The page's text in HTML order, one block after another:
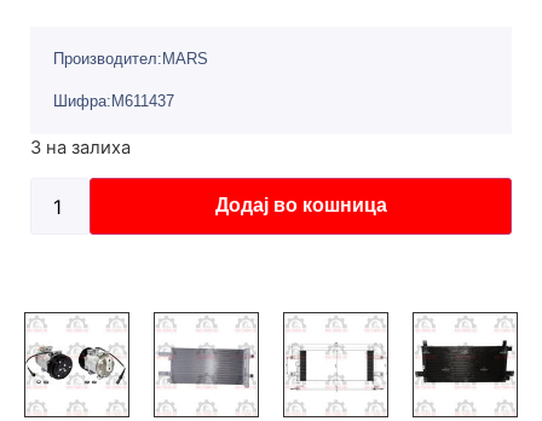
Производител:MARS
Шифра:M611437
3 на залиха
Додај во кошница